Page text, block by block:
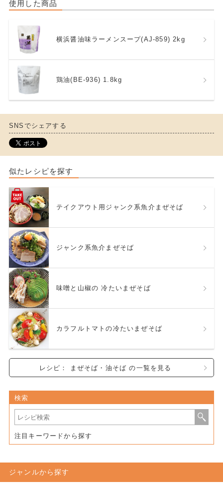
使用した商品
横浜醤油味ラーメンスープ(AJ-859) 2kg
鶏油(BE-936) 1.8kg
SNSでシェアする
似たレシピを探す
テイクアウト用ジャンク系魚介まぜそば
ジャンク系魚介まぜそば
味噌と山椒の 冷たいまぜそば
カラフルトマトの冷たいまぜそば
レシピ： まぜそば・油そば の一覧を見る
検索
注目キーワードから探す
ジャンルから探す